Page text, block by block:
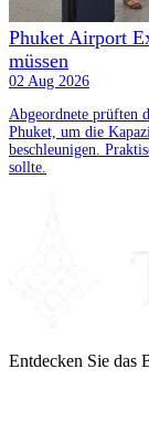
Phuket Airport
müssen
02 Aug 2026
Abgeordnete prüften
Phuket, um die
beschleunigen.
sollte.
Entdecken Sie das